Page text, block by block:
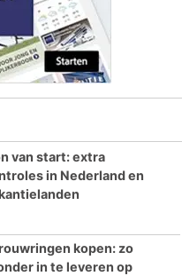
van start: extra
in Nederland en
kopen: zo
in te leveren op